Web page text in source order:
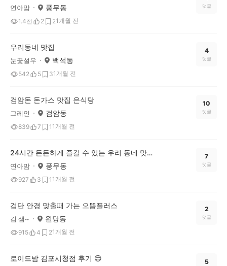
연아맘 풍무동
1.4천 2 21개월 전
댓글
우리동네 맛집
눈꽃설우 백석동
542 5 31개월 전
4
댓글
검암돈 돈가스 맛집 은식당
그레인 검암동
839 7 1 1개월 전
10
댓글
24시간 든든하게 즐길 수 있는 우리 동네 맛집! 콩심 소개해요!
연아맘 풍무동
927 3 1 1개월 전
7
댓글
검단 안경 맞출때 가는 으뜸플러스
김 샘~ 원당동
915 4 21개월 전
2
댓글
로이드밤 김포시청점 후기 😊 5